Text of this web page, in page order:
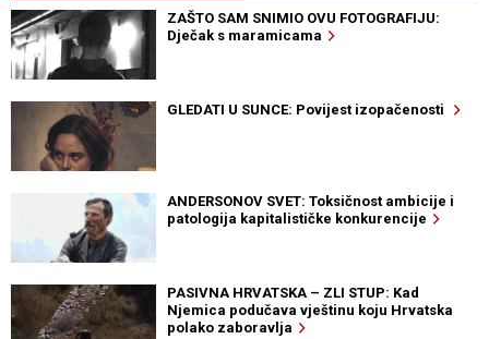
ZAŠTO SAM SNIMIO OVU FOTOGRAFIJU:
Dječak s maramicama
GLEDATI U SUNCE: Povijest izopačenosti
ANDERSONOV SVET: Toksičnost ambicije i
patologija kapitalističke konkurencije
PASIVNA HRVATSKA – ZLI STUP: Kad
Njemica podučava vještinu koju Hrvatska
polako zaboravlja